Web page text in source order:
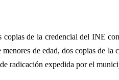
copias de la credencial del INE
de edad, dos copias de la
radicación expedida por el